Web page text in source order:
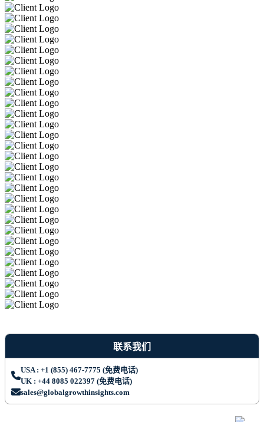
联系我们
USA : +1 (855) 467-7775 (免费电话)
UK : +44 8085 022397 (免费电话)
sales@globalgrowthinsights.com